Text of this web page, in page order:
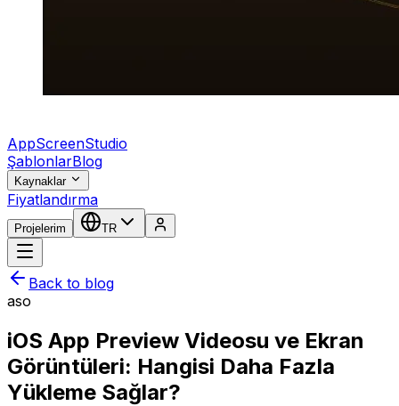
AppScreenStudio
ŞablonlarBlog
Kaynaklar
Fiyatlandırma
Projelerim TR
Back to blog
aso
iOS App Preview Videosu ve Ekran
Görüntüleri: Hangisi Daha Fazla
Yükleme Sağlar?